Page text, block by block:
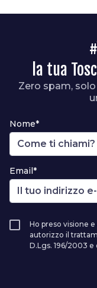
la tua
Zero spam,
Nome*
Email*
Ho preso visione
autorizzo il
D.Lgs. 196/2003 e